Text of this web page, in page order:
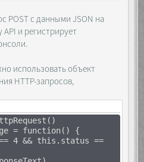
=
нужно
-
POST с данными JSON на
и регистрирует
использовать объект
HTTP-запросов,
= function() {
4 && this.status ==